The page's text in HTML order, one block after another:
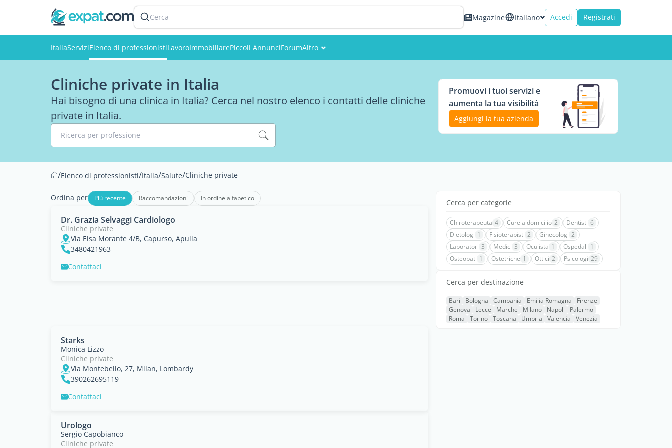
Cerca Magazine Italiano Accedi Registrati
ItaliaServiziElenco di professionistiLavoroImmobiliarePiccoli AnnunciForumAltro
Cliniche private in Italia
Hai bisogno di una clinica in Italia? Cerca nel nostro elenco i contatti delle cliniche
private in Italia.
Ricerca per professione
Promuovi i tuoi servizi e
aumenta la tua visibilità
Aggiungi la tua azienda
/Elenco di professionisti/Italia/Salute/Cliniche private
Ordina per Più recente Raccomandazioni In ordine alfabetico
Dr. Grazia Selvaggi Cardiologo
Cliniche private
Via Elsa Morante 4/B, Capurso, Apulia
3480421963
Contattaci
Starks
Monica Lizzo
Cliniche private
Via Montebello, 27, Milan, Lombardy
390262695119
Contattaci
Urologo
Sergio Capobianco
Cliniche private
Cerca per categorie
Chiroterapeuta 4 Cure a domicilio 2 Dentisti 6
Dietologi 1 Fisioterapisti 2 Ginecologi 2
Laboratori 3 Medici 3 Oculista 1 Ospedali 1
Osteopati 1 Ostetriche 1 Ottici 2 Psicologi 29
Cerca per destinazione
Bari Bologna Campania Emilia Romagna
Firenze
Genova
Lecce Marche Milano Napoli
Palermo
Roma
Torino Toscana Umbria Valencia Venezia